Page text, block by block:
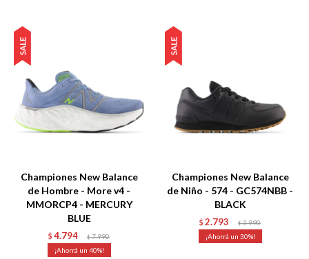
Championes New Balance
de Hombre - More v4 -
MMORCP4 - MERCURY
BLUE
$ 4.794 $ 7.990
40
Championes New Balance
de Niño - 574 - GC574NBB -
BLACK
$ 2.793 $ 3.990
30